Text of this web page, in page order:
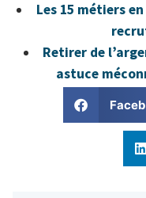
Les 15 métiers
Retirer de
astuce